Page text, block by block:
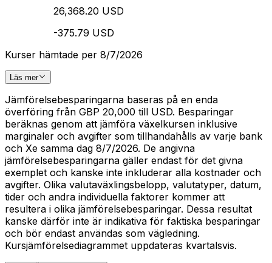
26,368.20 USD
-375.79 USD
Kurser hämtade per 8/7/2026
Läs mer
Jämförelsebesparingarna baseras på en enda
överföring från GBP 20,000 till USD. Besparingar
beräknas genom att jämföra växelkursen inklusive
marginaler och avgifter som tillhandahålls av varje bank
och Xe samma dag 8/7/2026. De angivna
jämförelsebesparingarna gäller endast för det givna
exemplet och kanske inte inkluderar alla kostnader och
avgifter. Olika valutaväxlingsbelopp, valutatyper, datum,
tider och andra individuella faktorer kommer att
resultera i olika jämförelsebesparingar. Dessa resultat
kanske därför inte är indikativa för faktiska besparingar
och bör endast användas som vägledning.
Kursjämförelsediagrammet uppdateras kvartalsvis.